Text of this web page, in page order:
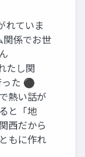
れていま
係でお世
たし関
った ⚫
熱い話が
と「地
西だから
もに作れ